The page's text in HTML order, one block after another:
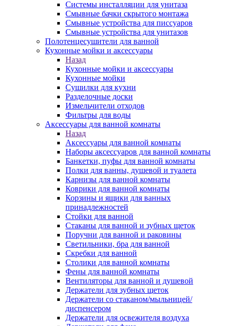
Системы инсталляции для унитаза
Смывные бачки скрытого монтажа
Смывные устройства для писсуаров
Смывные устройства для унитазов
Полотенцесушители для ванной
Кухонные мойки и аксессуары
Назад
Кухонные мойки и аксессуары
Кухонные мойки
Сушилки для кухни
Разделочные доски
Измельчители отходов
Фильтры для воды
Аксессуары для ванной комнаты
Назад
Аксессуары для ванной комнаты
Наборы аксессуаров для ванной комнаты
Банкетки, пуфы для ванной комнаты
Полки для ванны, душевой и туалета
Карнизы для ванной комнаты
Коврики для ванной комнаты
Корзины и ящики для ванных
принадлежностей
Стойки для ванной
Стаканы для ванной и зубных щеток
Поручни для ванной и раковины
Светильники, бра для ванной
Скребки для ванной
Столики для ванной комнаты
Фены для ванной комнаты
Вентиляторы для ванной и душевой
Держатели для зубных щеток
Держатели со стаканом/мыльницей/
диспенсером
Держатели для освежителя воздуха